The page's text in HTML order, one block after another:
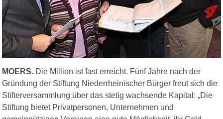
MOERS. Die Million ist fast erreicht. Fünf Jahre nach der
Gründung der Stiftung Niederrheinischer Bürger freut sich die
Stifterversammlung über das stetig wachsende Kapital: „Die
Stiftung bietet Privatpersonen, Unternehmen und